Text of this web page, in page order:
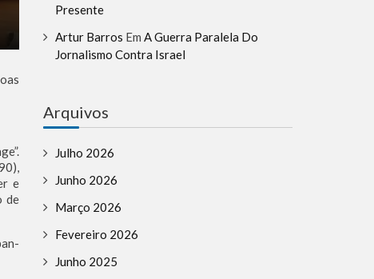
e
de
Presente
Artur Barros Em A Guerra Paralela Do
Jornalismo Contra Israel
Arquivos
Julho 2026
Junho 2026
Março 2026
Fevereiro 2026
Junho 2025